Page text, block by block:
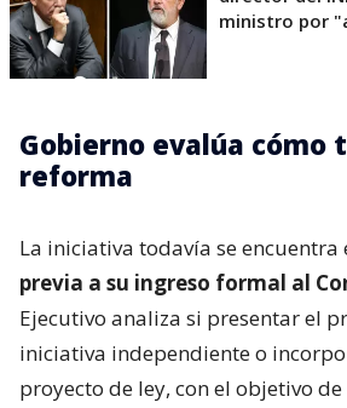
ministro por
Gobierno evalúa cómo
reforma
La iniciativa todavía se encuentra
previa a su ingreso formal al
Ejecutivo analiza si presentar el
iniciativa independiente o
proyecto de ley, con el objetivo